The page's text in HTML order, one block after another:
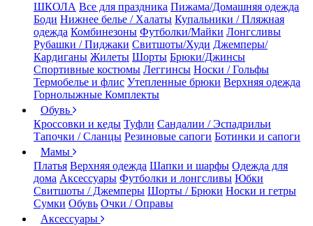
ШКОЛА Все для праздника Пижама/Домашняя одежда
Боди Нижнее белье / Халаты Купальники / Пляжная
одежда Комбинезоны Футболки/Майки Лонгсливы
Рубашки / Пиджаки Свитшоты/Худи Джемперы/
Кардиганы Жилеты Шорты Брюки/Джинсы
Спортивные костюмы Леггинсы Носки / Гольфы
Термобелье и флис Утепленные брюки Верхняя одежда
Горнолыжные Комплекты
Обувь
Кроссовки и кеды Туфли Сандалии / Эспадрильи
Тапочки / Сланцы Резиновые сапоги Ботинки и сапоги
Мамы
Платья Верхняя одежда Шапки и шарфы Одежда для
дома Аксессуары Футболки и лонгсливы Юбки
Свитшоты / Джемперы Шорты / Брюки Носки и гетры
Сумки Обувь Очки / Оправы
Аксессуары